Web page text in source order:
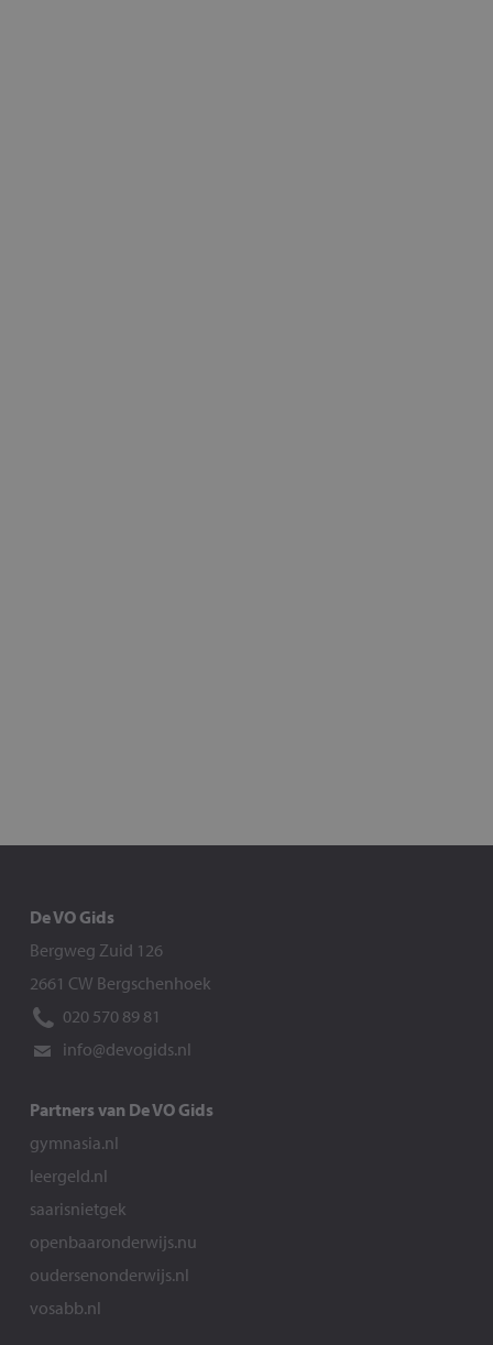
De VO Gids
Bergweg Zuid 126
2661 CW Bergschenhoek
020 570 89 81
info@devogids.nl
Partners van De VO Gids
gymnasia.nl
leergeld.nl
saarisnietgek
openbaaronderwijs.nu
oudersenonderwijs.nl
vosabb.nl